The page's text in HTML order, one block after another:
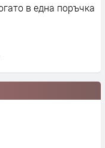
в една поръчка